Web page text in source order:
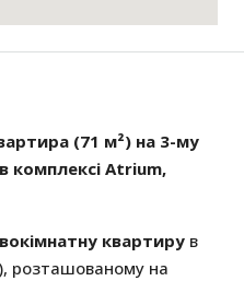
(71 м²) на 3-му
комплексі Atrium,
квартиру в
), розташованому на